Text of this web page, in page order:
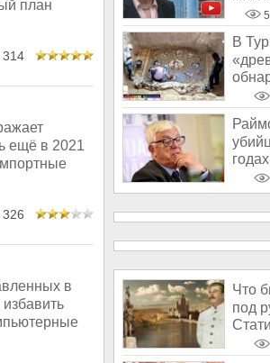
план
314
ещё в 2021
326
в
В
а не
Что
под